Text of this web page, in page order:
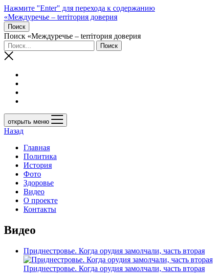
Нажмите "Enter" для перехода к содержанию
«Междуречье – terriтория доверия
Поиск
Поиск «Междуречье – terriтория доверия
открыть меню
Назад
Главная
Политика
История
Фото
Здоровье
Видео
О проекте
Контакты
Видео
Приднестровье. Когда орудия замолчали, часть вторая
Приднестровье. Когда орудия замолчали, часть вторая